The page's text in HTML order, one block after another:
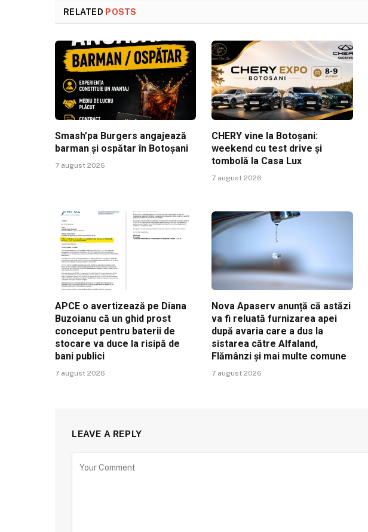
RELATED POSTS
Smash’pa Burgers angajează
barman și ospătar în Botoșani
7 august 2026
CHERY vine la Botoșani:
weekend cu test drive și
tombolă la Casa Lux
7 august 2026
APCE o avertizează pe Diana
Buzoianu că un ghid prost
conceput pentru baterii de
stocare va duce la risipă de
bani publici
7 august 2026
Nova Apaserv anunță că astăzi
va fi reluată furnizarea apei
după avaria care a dus la
sistarea către Alfaland,
Flămânzi și mai multe comune
7 august 2026
LEAVE A REPLY